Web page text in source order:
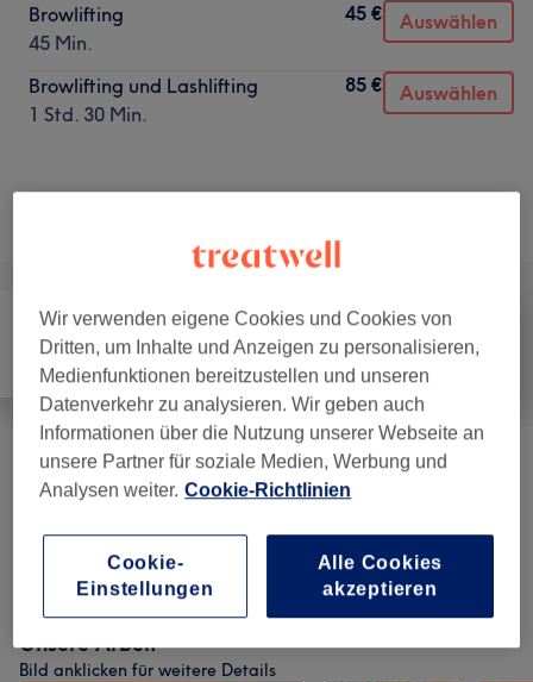
Browlifting
45 Min.
45 € Auswählen
Browlifting und Lashlifting
1 Std. 30 Min.
85 € Auswählen
Nicht gefunden wonach du gesucht hast?
Haarentfernung
Augenbrauen &
Wimpernbehandlungen (5)
Wimpernverlängerungen ab 25 €
Unsere Arbeit
Bild anklicken für weitere Details
Wir verwenden eigene Cookies und Cookies von
Dritten, um Inhalte und Anzeigen zu personalisieren,
Medienfunktionen bereitzustellen und unseren
Datenverkehr zu analysieren. Wir geben auch
Informationen über die Nutzung unserer Webseite an
unsere Partner für soziale Medien, Werbung und
Analysen weiter. Cookie-Richtlinien
Cookie-
Einstellungen
Alle Cookies
akzeptieren